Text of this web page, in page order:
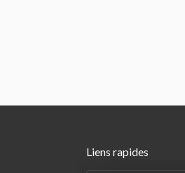
Liens rapides